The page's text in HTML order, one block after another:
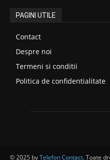
PAGINI UTILE
Contact
Despre noi
Termeni si conditii
Politica de confidentialitate
© 2025 byTelefon Contact. Toate